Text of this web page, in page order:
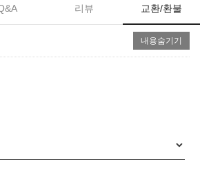
리뷰 교환/환불
내용숨기기